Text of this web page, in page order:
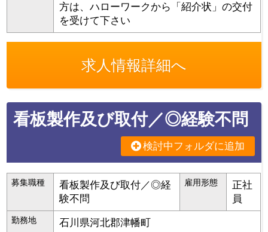
方は、ハローワークから「紹介状」の交付
を受けて下さい
求人情報詳細へ
看板製作及び取付／◎経験不問
検討中フォルダに追加
募集職種
看板製作及び取付／◎経
験不問
雇用形態
正社
員
勤務地 石川県河北郡津幡町